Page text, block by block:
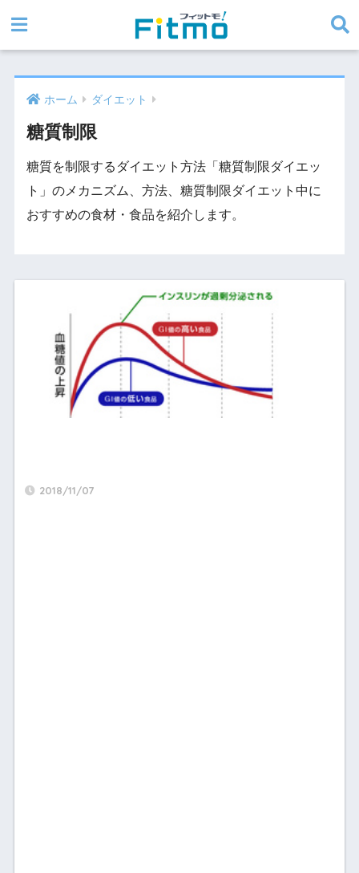
ホーム ダイエット
糖質制限
糖質を制限するダイエット方法「糖質制限ダイエッ
ト」のメカニズム、方法、糖質制限ダイエット中に
おすすめの食材・食品を紹介します。
2018/11/07